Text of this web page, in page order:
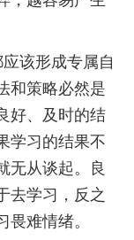
该形成专属自
和策略必然是
好、及时的结
学习的结果不
无从谈起。良
去学习，反之
难情绪。